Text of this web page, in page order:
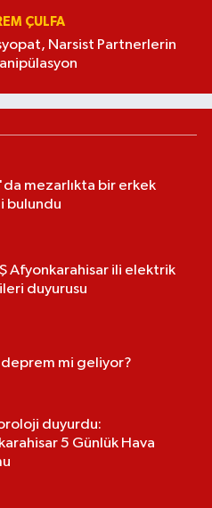
ÇULFA
Narsist Partnerlerin
mezarlıkta bir erkek
bulundu
Afyonkarahisar ili elektrik
duyurusu
deprem mi geliyor?
duyurdu:
5 Günlük Hava